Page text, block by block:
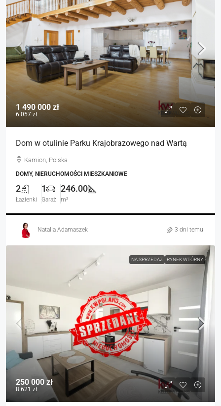
1 490 000 zł
6 057 zł
Dom w otulinie Parku Krajobrazowego nad Wartą
Kamion, Polska
DOMY, NIERUCHOMOŚCI MIESZKANIOWE
2
Łazienki
1
Garaż
246.00
m²
Natalia Adamaszek 3 dni temu
NA SPRZEDAŻ RYNEK WTÓRNY
250 000 zł
8 621 zł